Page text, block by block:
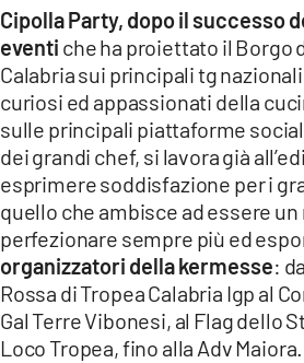
App
ANDROID
APPLE
Cipolla Party, dopo il successo
eventi che ha proiettato il Borgo
Calabria sui principali tg
curiosi ed appassionati della
sulle principali piattaforme
dei grandi chef, si lavora già
esprimere soddisfazione per i
quello che ambisce ad essere
perfezionare sempre più ed
organizzatori della kermesse:
Rossa di Tropea Calabria Igp al
Gal Terre Vibonesi, al Flag dello
Loco Tropea, fino alla Adv